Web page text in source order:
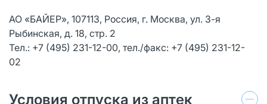
АО «БАЙЕР», 107113, Россия, г. Москва, ул. 3-я
Рыбинская, д. 18, стр. 2
Тел.: +7 (495) 231-12-00, тел./факс: +7 (495) 231-12-
02
Условия отпуска из аптек